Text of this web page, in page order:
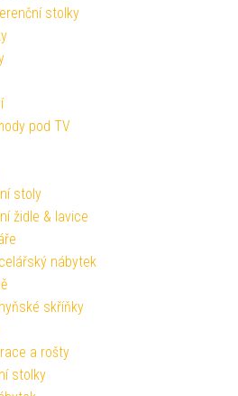
stolky
pod TV
stoly
židle & lavice
nábytek
skříňky
a rošty
stolky